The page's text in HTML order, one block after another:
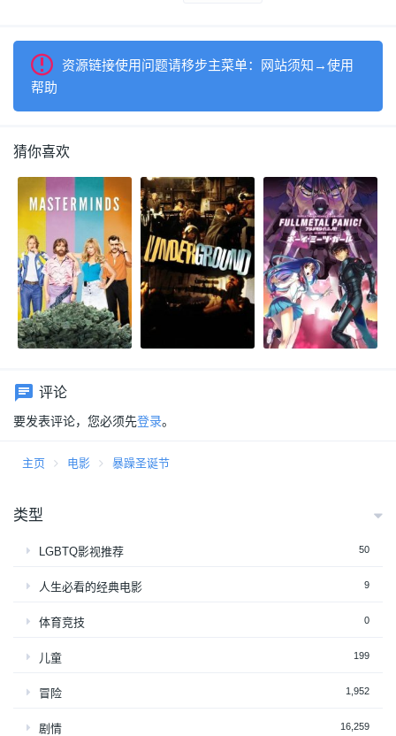
资源链接使用问题请移步主菜单：网站须知→使用
帮助
猜你喜欢
评论
要发表评论，您必须先登录。
主页 电影 暴躁圣诞节
类型
LGBTQ影视推荐 50
人生必看的经典电影 9
体育竞技 0
儿童 199
冒险 1,952
剧情 16,259